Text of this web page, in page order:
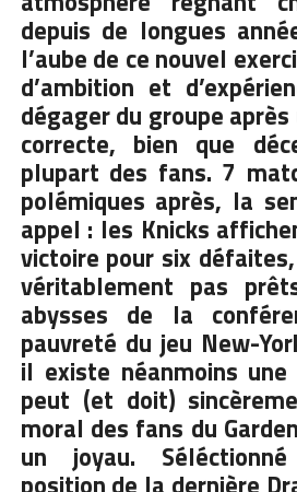
depuis de longues
l’aube de ce nouvel
d’ambition et
dégager du groupe
correcte, bien que
plupart des fans. 7
polémiques après, la
appel : les Knicks
victoire pour six
véritablement pas
abysses de la
pauvreté du jeu New-
il existe néanmoins
peut (et doit)
moral des fans du
un joyau.